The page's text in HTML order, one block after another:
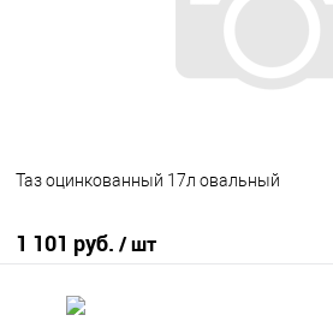
Таз оцинкованный 17л овальный
1 101 руб. / шт